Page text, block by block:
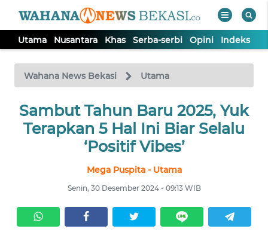
Utama Nusantara Khas Serba-serbi Opini Indeks
Wahana News Bekasi Utama
Sambut Tahun Baru 2025, Yuk
Terapkan 5 Hal Ini Biar Selalu
‘Positif Vibes’
Mega Puspita - Utama
Senin, 30 Desember 2024 - 09:13 WIB
TV
Tutup
UTAMA
SERBA-
SERBI